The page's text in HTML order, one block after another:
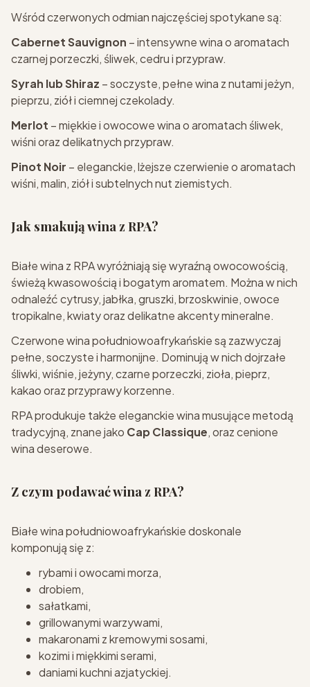
Wśród czerwonych odmian najczęściej spotykane są:
Cabernet Sauvignon – intensywne wina o aromatach
czarnej porzeczki, śliwek, cedru i przypraw.
Syrah lub Shiraz – soczyste, pełne wina z nutami jeżyn,
pieprzu, ziół i ciemnej czekolady.
Merlot – miękkie i owocowe wina o aromatach śliwek,
wiśni oraz delikatnych przypraw.
Pinot Noir – eleganckie, lżejsze czerwienie o aromatach
wiśni, malin, ziół i subtelnych nut ziemistych.
Jak smakują wina z RPA?
Białe wina z RPA wyróżniają się wyraźną owocowością,
świeżą kwasowością i bogatym aromatem. Można w nich
odnaleźć cytrusy, jabłka, gruszki, brzoskwinie, owoce
tropikalne, kwiaty oraz delikatne akcenty mineralne.
Czerwone wina południowoafrykańskie są zazwyczaj
pełne, soczyste i harmonijne. Dominują w nich dojrzałe
śliwki, wiśnie, jeżyny, czarne porzeczki, zioła, pieprz,
kakao oraz przyprawy korzenne.
RPA produkuje także eleganckie wina musujące metodą
tradycyjną, znane jako Cap Classique, oraz cenione
wina deserowe.
Z czym podawać wina z RPA?
Białe wina południowoafrykańskie doskonale
komponują się z:
rybami i owocami morza,
drobiem,
sałatkami,
grillowanymi warzywami,
makaronami z kremowymi sosami,
kozimi i miękkimi serami,
daniami kuchni azjatyckiej.